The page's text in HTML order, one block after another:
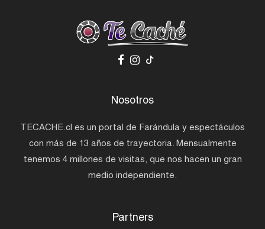
Nosotros
TECACHE.cl es un portal de Farándula y espectáculos
con más de 13 años de trayectoria. Mensualmente
tenemos 4 millones de visitas, que nos hacen un gran
medio independiente.
Partners